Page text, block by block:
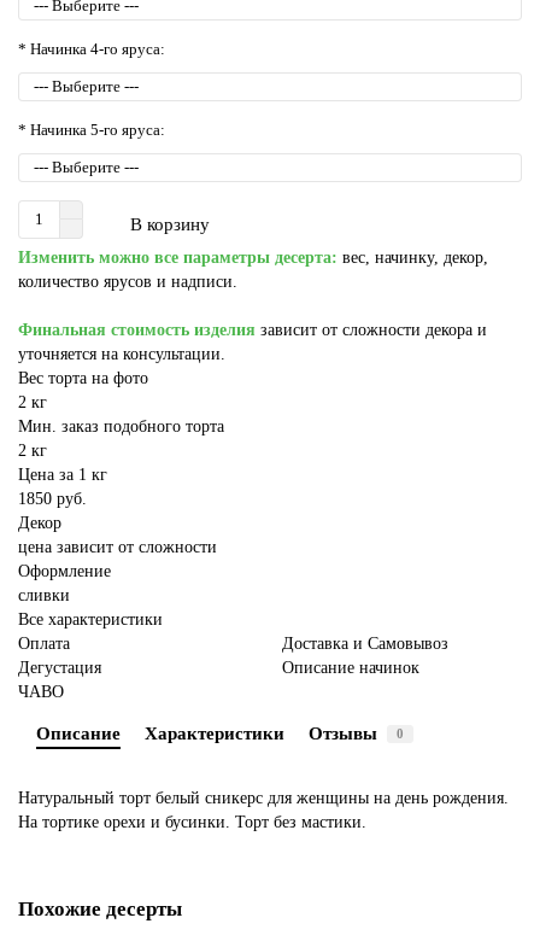
* Начинка 4-го яруса:
* Начинка 5-го яруса:
В корзину
Изменить можно все параметры десерта: вес, начинку, декор,
количество ярусов и надписи.
Финальная стоимость изделия зависит от сложности декора и
уточняется на консультации.
Вес торта на фото
2 кг
Мин. заказ подобного торта
2 кг
Цена за 1 кг
1850 руб.
Декор
цена зависит от сложности
Оформление
сливки
Все характеристики
Оплата
Доставка и Самовывоз
Дегустация
Описание начинок
ЧАВО
Описание Характеристики Отзывы 0
Натуральный торт белый сникерс для женщины на день рождения.
На тортике орехи и бусинки. Торт без мастики.
Похожие десерты